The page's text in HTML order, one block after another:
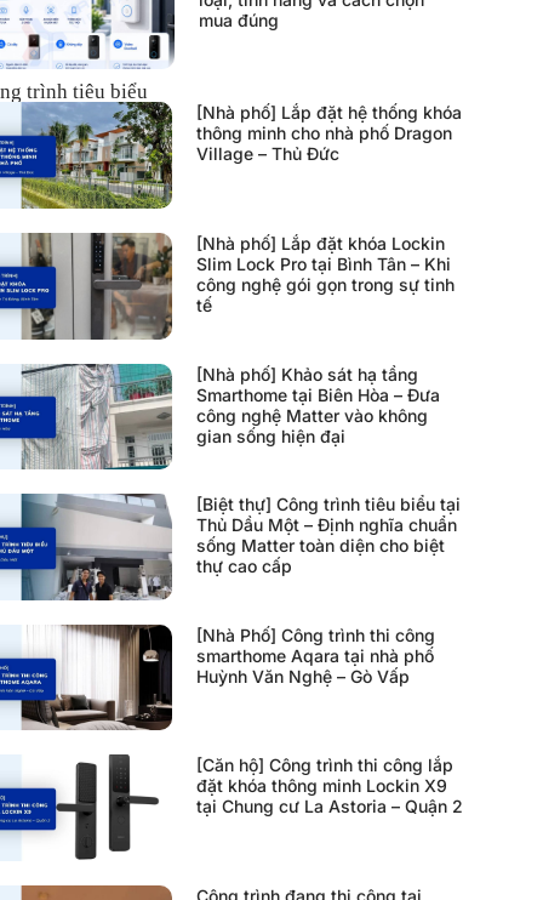
mua đúng
trình tiêu biểu
[Nhà phố] Lắp đặt hệ thống khóa
thông minh cho nhà phố Dragon
Village – Thủ Đức
[Nhà phố] Lắp đặt khóa Lockin
Slim Lock Pro tại Bình Tân – Khi
công nghệ gói gọn trong sự tinh
tế
[Nhà phố] Khảo sát hạ tầng
Smarthome tại Biên Hòa – Đưa
công nghệ Matter vào không
gian sống hiện đại
[Biệt thự] Công trình tiêu biểu tại
Thủ Dầu Một – Định nghĩa chuẩn
sống Matter toàn diện cho biệt
thự cao cấp
[Nhà Phố] Công trình thi công
smarthome Aqara tại nhà phố
Huỳnh Văn Nghệ – Gò Vấp
[Căn hộ] Công trình thi công lắp
đặt khóa thông minh Lockin X9
tại Chung cư La Astoria – Quận 2
Công trình đang thi công tại